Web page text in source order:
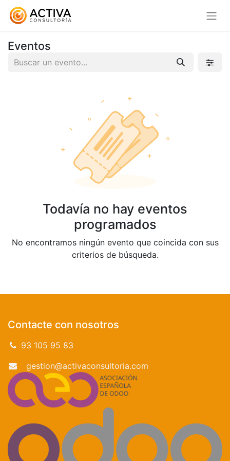
Eventos
Todavía no hay eventos
programados
No encontramos ningún evento que coincida con sus
criterios de búsqueda.
Contacte con nosotros
93 105 95 83
gestion@activaconsultoria.com